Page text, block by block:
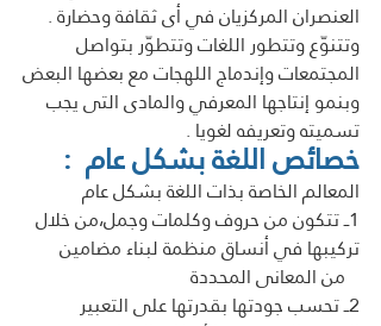
العنصران المركزيان في أى ثقافة وحضارة .
وتتنوّع وتتطور اللغات وتتطوّر بتواصل
المجتمعات وإندماج اللهجات مع بعضها البعض
وبنمو إنتاجها المعرفي والمادى التى يجب
تسميته وتعريفه لغويا .
خصائص اللغة بشكل عام  :
المعالم الخاصة بذات اللغة بشكل عام
1ــ تتكون من حروف وكلمات وجمل،من خلال
تركيبها في أنساق منظمة لبناء مضامين
2ــ تحسب جودتها بقدرتها على التعبير